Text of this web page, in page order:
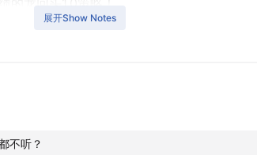
展开Show Notes
不听？